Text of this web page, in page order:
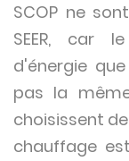
SCOP ne
SEER, car
d'énergie
pas la
choisissent
chauffage